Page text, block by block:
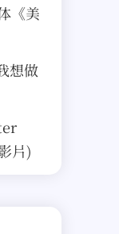
《美
想做
片)